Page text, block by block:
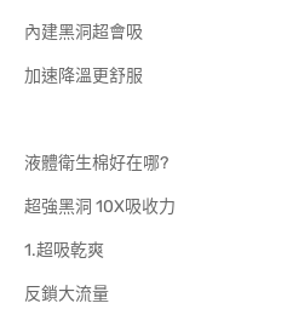
內建黑洞超會吸
加速降溫更舒服
液體衛生棉好在哪?
超強黑洞 10X吸收力
1.超吸乾爽
反鎖大流量